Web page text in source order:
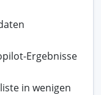
Ergebnisse
in wenigen